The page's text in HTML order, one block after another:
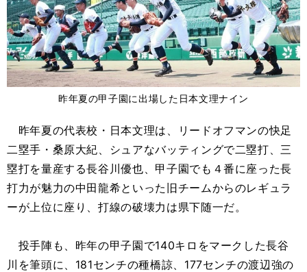
昨年夏の甲子園に出場した日本文理ナイン
昨年夏の代表校・日本文理は、リードオフマンの快足
二塁手・桑原大紀、シュアなバッティングで二塁打、三
塁打を量産する長谷川優也、甲子園でも４番に座った長
打力が魅力の中田龍希といった旧チームからのレギュラ
ーが上位に座り、打線の破壊力は県下随一だ。
投手陣も、昨年の甲子園で140キロをマークした長谷
川を筆頭に、181センチの種橋諒、177センチの渡辺強の